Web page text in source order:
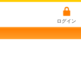
ログイン